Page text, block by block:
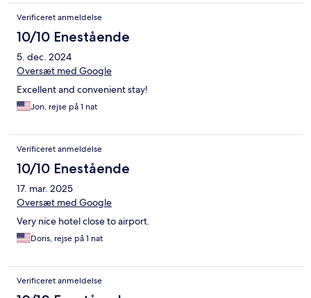
Verificeret anmeldelse
10/10 Enestående
5. dec. 2024
Oversæt med Google
Excellent and convenient stay!
Jon, rejse på 1 nat
Verificeret anmeldelse
10/10 Enestående
17. mar. 2025
Oversæt med Google
Very nice hotel close to airport.
Doris, rejse på 1 nat
Verificeret anmeldelse